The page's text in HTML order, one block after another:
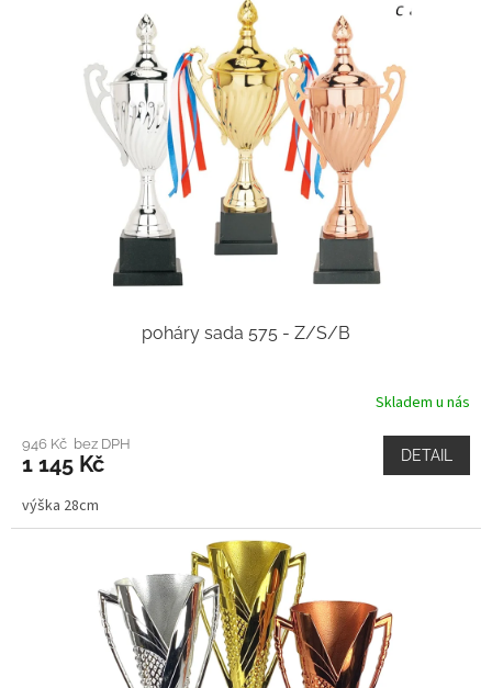
poháry sada 575 - Z/S/B
Skladem u nás
946 Kč bez DPH
1 145 Kč DETAIL
výška 28cm